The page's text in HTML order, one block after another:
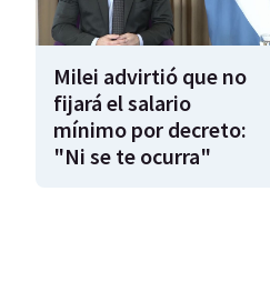
Milei advirtió que no
fijará el salario
mínimo por decreto:
"Ni se te ocurra"